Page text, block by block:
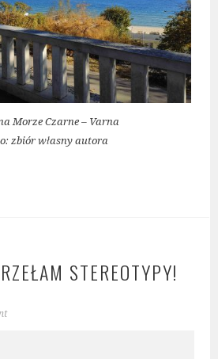
Morze Czarne – Varna
zbiór własny autora
STEREOTYPY!